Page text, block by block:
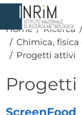
Salta al contenuto
Home Ricerca
Chimica,
Progetti attivi
Progetti
Elenco progetti
ScreenFood